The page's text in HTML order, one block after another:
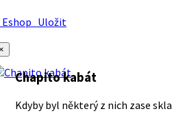
Uložit
Chapito kabát
Kdyby byl některý z nich zase